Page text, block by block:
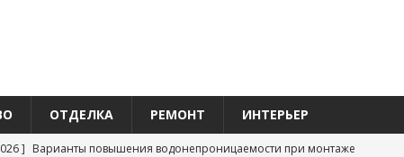
ОТДЕЛКА РЕМОНТ ИНТЕРЬЕР
] Варианты повышения водонепроницаемости при монтаже